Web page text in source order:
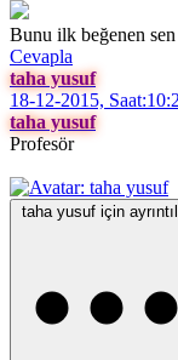
Bunu ilk beğenen
Cevapla
taha yusuf
18-12-2015,
taha yusuf
Profesör
taha yusuf için